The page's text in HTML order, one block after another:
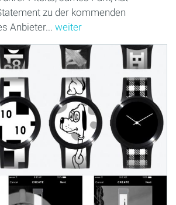
zu der kommenden
Anbieter... weiter